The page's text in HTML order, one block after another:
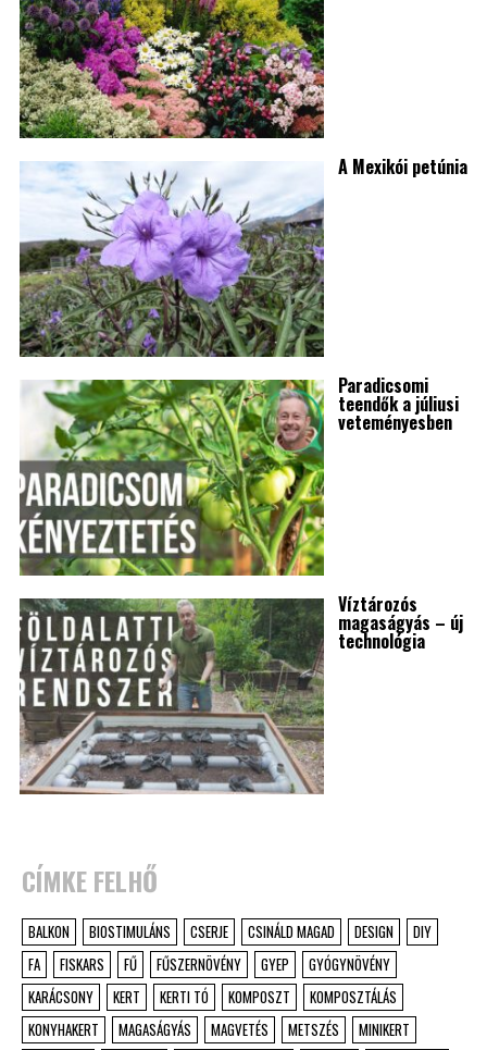
A Mexikói petúnia
Paradicsomi
teendők a júliusi
veteményesben
Víztározós
magaságyás – új
technológia
CÍMKE FELHŐ
BALKON BIOSTIMULÁNS CSERJE CSINÁLD MAGAD DESIGN
DIY
FA
FISKARS FŰ FŰSZERNÖVÉNY GYEP
GYÓGYNÖVÉNY
KARÁCSONY
KERT KERTI TÓ KOMPOSZT
KOMPOSZTÁLÁS
KONYHAKERT
MAGASÁGYÁS MAGVETÉS METSZÉS
MINIKERT